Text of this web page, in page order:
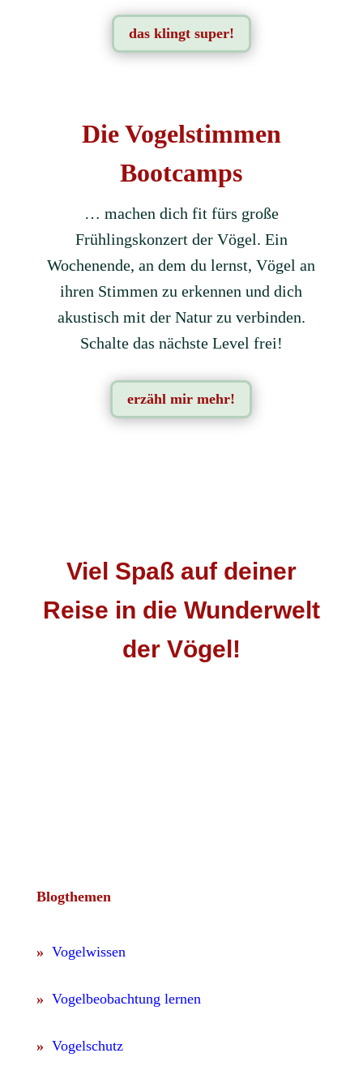
das klingt super!
Die Vogelstimmen
Bootcamps
… machen dich fit fürs große
Frühlingskonzert der Vögel. Ein
Wochenende, an dem du lernst, Vögel an
ihren Stimmen zu erkennen und dich
akustisch mit der Natur zu verbinden.
Schalte das nächste Level frei!
erzähl mir mehr!
Viel Spaß auf deiner
Reise in die Wunderwelt
der Vögel!
Blogthemen
» Vogelwissen
» Vogelbeobachtung lernen
» Vogelschutz